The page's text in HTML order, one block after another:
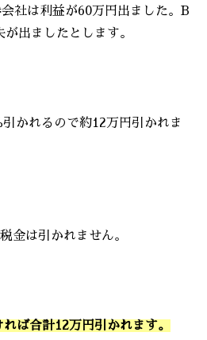
社は利益が60万円出ました。B
出ましたとします。
かれるので約12万円引かれま
金は引かれません。
ば合計12万円引かれます。